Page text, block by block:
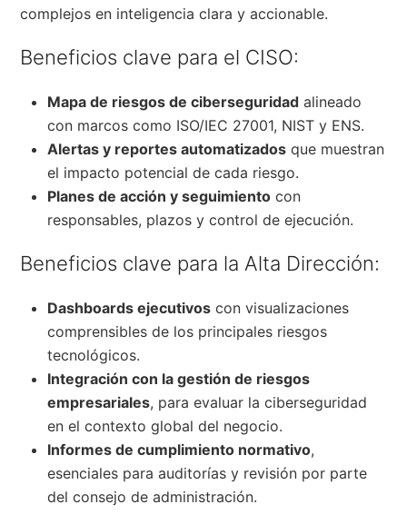
complejos en inteligencia clara y accionable.
Beneficios clave para el CISO:
Mapa de riesgos de ciberseguridad alineado
con marcos como ISO/IEC 27001, NIST y ENS.
Alertas y reportes automatizados que muestran
el impacto potencial de cada riesgo.
Planes de acción y seguimiento con
responsables, plazos y control de ejecución.
Beneficios clave para la Alta Dirección:
Dashboards ejecutivos con visualizaciones
comprensibles de los principales riesgos
tecnológicos.
Integración con la gestión de riesgos
empresariales, para evaluar la ciberseguridad
en el contexto global del negocio.
Informes de cumplimiento normativo,
esenciales para auditorías y revisión por parte
del consejo de administración.